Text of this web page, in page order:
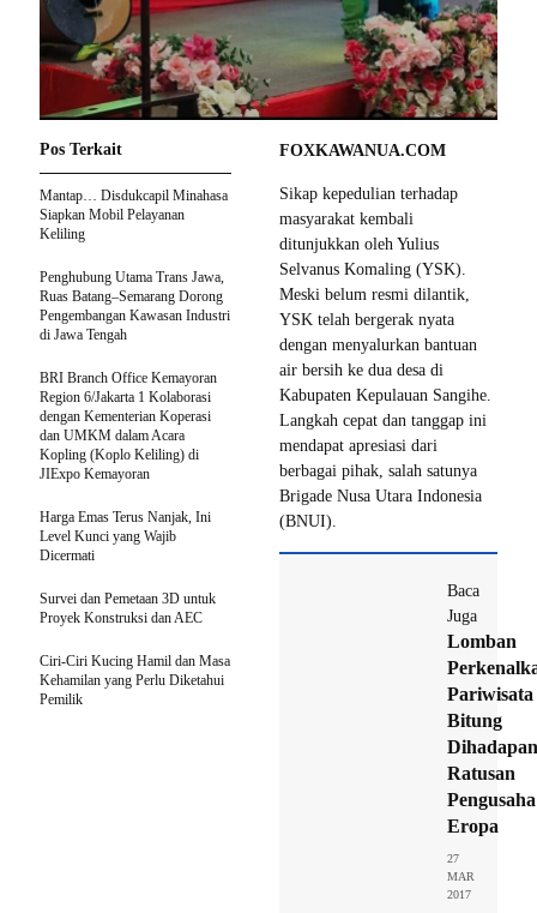
FOXKAWANUA.COM
Sikap kepedulian terhadap
masyarakat kembali
ditunjukkan oleh Yulius
Selvanus Komaling (YSK).
Meski belum resmi dilantik,
YSK telah bergerak nyata
dengan menyalurkan bantuan
air bersih ke dua desa di
Kabupaten Kepulauan Sangihe.
Langkah cepat dan tanggap ini
mendapat apresiasi dari
berbagai pihak, salah satunya
Brigade Nusa Utara Indonesia
(BNUI).
Baca
Juga
Lomban
Pariwisata
Bitung
Dihadapan
Ratusan
Pengusaha
Eropa
27
MAR
2017
Pos Terkait
Mantap… Disdukcapil Minahasa
Siapkan Mobil Pelayanan
Keliling
Penghubung Utama Trans Jawa,
Ruas Batang–Semarang Dorong
Pengembangan Kawasan Industri
di Jawa Tengah
BRI Branch Office Kemayoran
Region 6/Jakarta 1 Kolaborasi
dengan Kementerian Koperasi
dan UMKM dalam Acara
Kopling (Koplo Keliling) di
JIExpo Kemayoran
Harga Emas Terus Nanjak, Ini
Level Kunci yang Wajib
Dicermati
Survei dan Pemetaan 3D untuk
Proyek Konstruksi dan AEC
Ciri-Ciri Kucing Hamil dan Masa
Kehamilan yang Perlu Diketahui
Pemilik